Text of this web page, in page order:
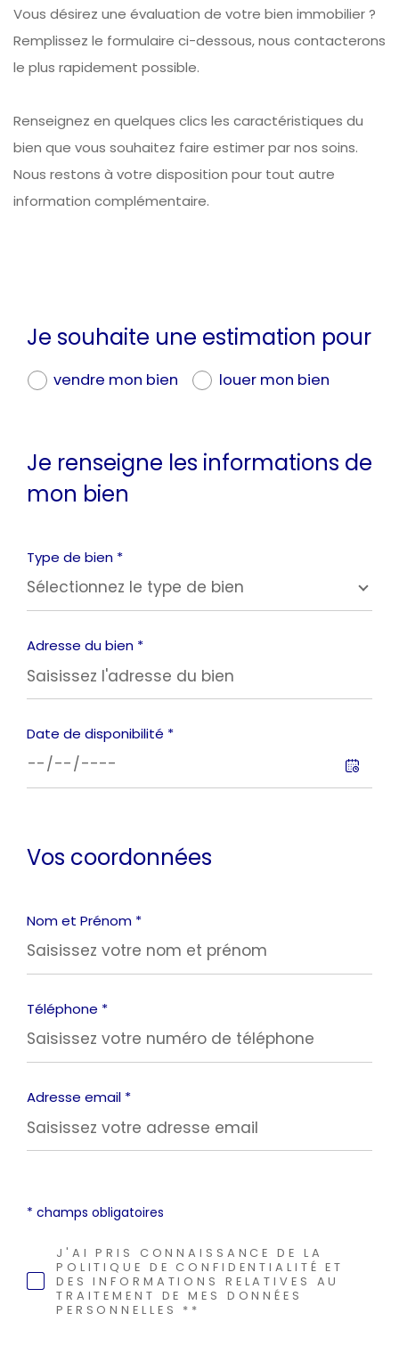
Vous désirez une évaluation de votre bien immobilier ?
Remplissez le formulaire ci-dessous, nous contacterons
le plus rapidement possible.
Renseignez en quelques clics les caractéristiques du
bien que vous souhaitez faire estimer par nos soins.
Nous restons à votre disposition pour tout autre
information complémentaire.
Je souhaite une estimation pour
vendre mon bien louer mon bien
Je renseigne les informations de
mon bien
Type de bien *
Sélectionnez le type de bien
Adresse du bien *
Date de disponibilité *
Vos coordonnées
Nom et Prénom *
Téléphone *
Adresse email *
* champs obligatoires
J'AI PRIS CONNAISSANCE DE LA
POLITIQUE DE CONFIDENTIALITÉ ET
DES INFORMATIONS RELATIVES AU
TRAITEMENT DE MES DONNÉES
PERSONNELLES **